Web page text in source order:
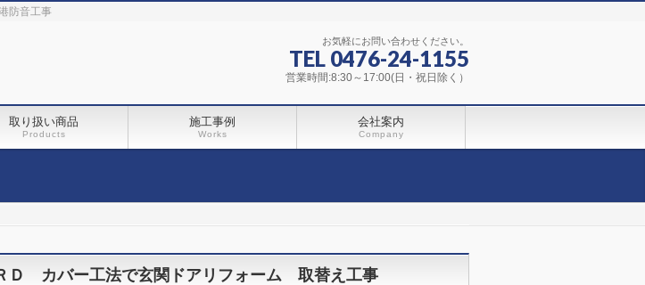
防音工事
お気軽にお問い合わせください。
TEL 0476-24-1155
営業時間:8:30～17:00(日・祝日除く）
取り扱い商品
Products
施工事例
Works
会社案内
Company
Ｄ カバー工法で玄関ドアリフォーム 取替え工事